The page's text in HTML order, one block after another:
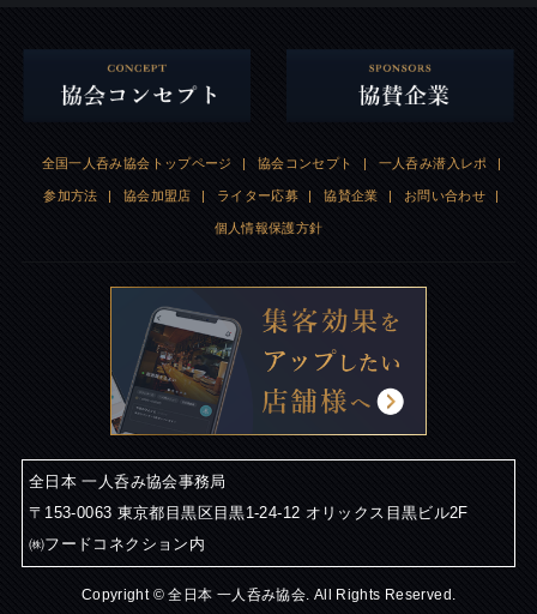
全国一人呑み協会トップページ 協会コンセプト 一人呑み潜入レポ
参加方法 協会加盟店 ライター応募 協賛企業 お問い合わせ
個人情報保護方針
全日本 一人呑み協会事務局
〒153-0063 東京都目黒区目黒1-24-12 オリックス目黒ビル2F
㈱フードコネクション内
Copyright © 全日本 一人呑み協会. All Rights Reserved.